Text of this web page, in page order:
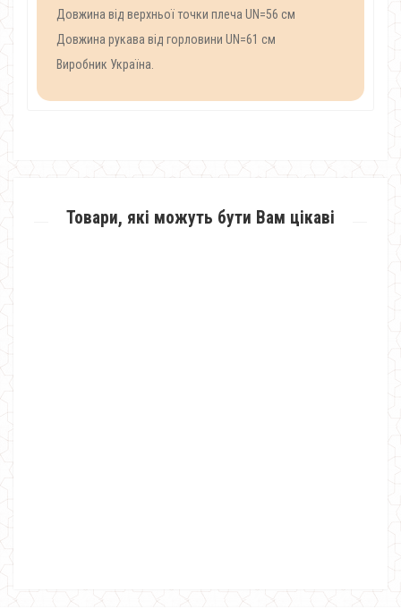
Довжина від верхньої точки плеча UN=56 см
Довжина рукава від горловини UN=61 см
Виробник Україна.
Товари, які можуть бути Вам цікаві